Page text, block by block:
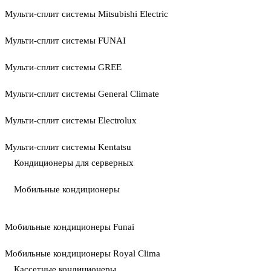
Мульти-сплит системы Mitsubishi Electric
Мульти-сплит системы FUNAI
Мульти-сплит системы GREE
Мульти-сплит системы General Climate
Мульти-сплит системы Electrolux
Мульти-сплит системы Kentatsu
Кондиционеры для серверных
Мобильные кондиционеры
Мобильные кондиционеры Funai
Мобильные кондиционеры Royal Clima